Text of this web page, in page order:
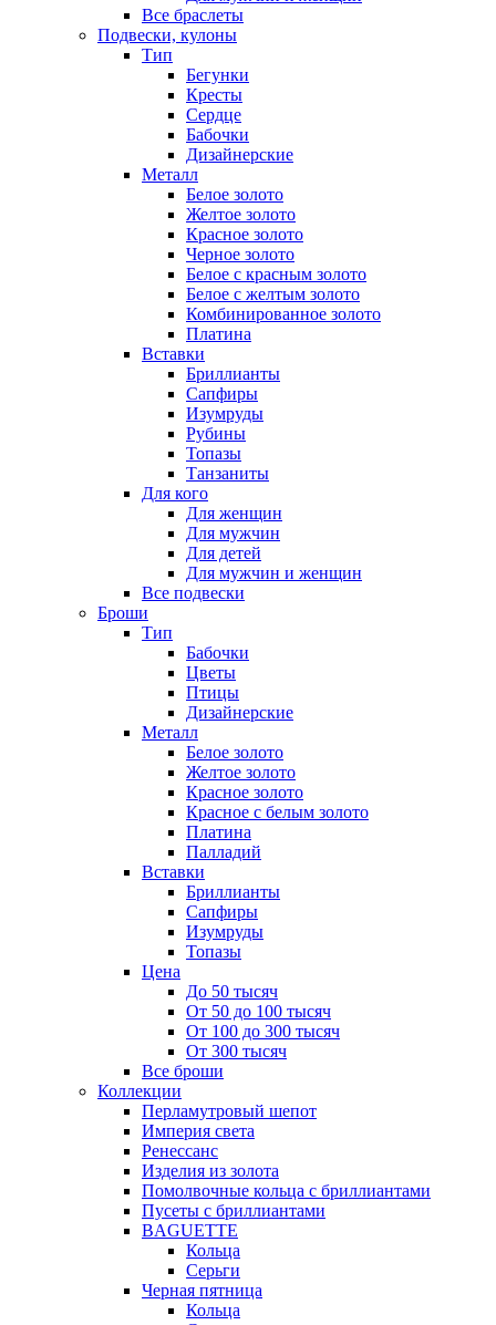
Все браслеты
Подвески, кулоны
Тип
Бегунки
Кресты
Сердце
Бабочки
Дизайнерские
Металл
Белое золото
Желтое золото
Красное золото
Черное золото
Белое с красным золото
Белое с желтым золото
Комбинированное золото
Платина
Вставки
Бриллианты
Сапфиры
Изумруды
Рубины
Топазы
Танзаниты
Для кого
Для женщин
Для мужчин
Для детей
Для мужчин и женщин
Все подвески
Броши
Тип
Бабочки
Цветы
Птицы
Дизайнерские
Металл
Белое золото
Желтое золото
Красное золото
Красное с белым золото
Платина
Палладий
Вставки
Бриллианты
Сапфиры
Изумруды
Топазы
Цена
До 50 тысяч
От 50 до 100 тысяч
От 100 до 300 тысяч
От 300 тысяч
Все броши
Коллекции
Перламутровый шепот
Империя света
Ренессанс
Изделия из золота
Помолвочные кольца с бриллиантами
Пусеты с бриллиантами
BAGUETTE
Кольца
Серьги
Черная пятница
Кольца